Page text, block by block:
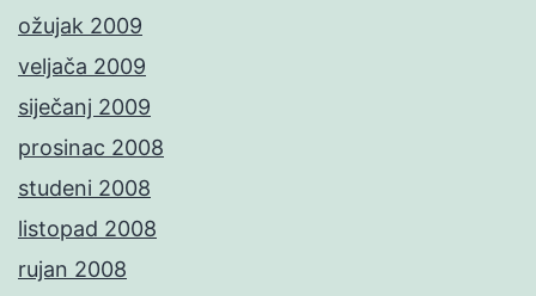
ožujak 2009
veljača 2009
siječanj 2009
prosinac 2008
studeni 2008
listopad 2008
rujan 2008